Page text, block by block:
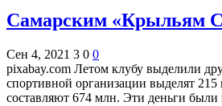
Самарским «Крыльям
Сен 4, 2021 3 0 0
pixabay.com Летом клубу выделили
спортивной организации выделят
составляют 674 млн. Эти деньги были